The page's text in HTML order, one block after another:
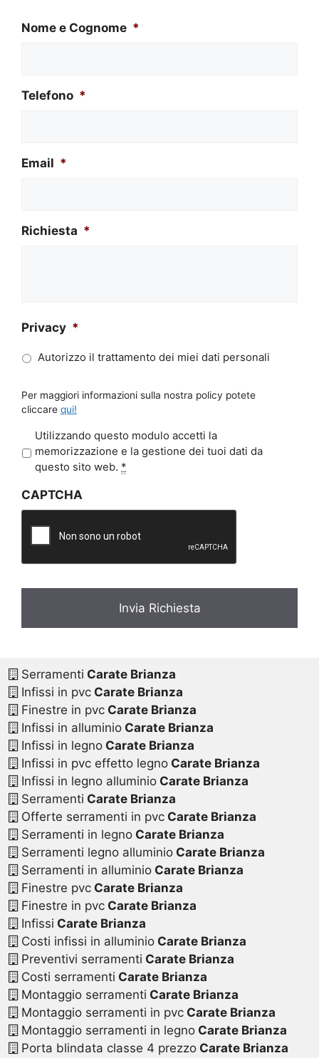
Nome e Cognome *
Telefono *
Email *
Richiesta *
Privacy *
Autorizzo il trattamento dei miei dati personali
Per maggiori informazioni sulla nostra policy potete
cliccare qui!
r
a
c
*
Utilizzando questo modulo accetti la
memorizzazione e la gestione dei tuoi dati da
questo sito web. *
CAPTCHA
Serramenti Carate Brianza
Infissi in pvcCarate Brianza
Finestre in pvcCarate Brianza
Infissi in alluminioCarate Brianza
Infissi in legnoCarate Brianza
Infissi in pvc effetto legnoCarate Brianza
Infissi in legno alluminioCarate Brianza
Serramenti Carate Brianza
Offerte serramenti in pvcCarate Brianza
Serramenti in legnoCarate Brianza
Serramenti legno alluminioCarate Brianza
Serramenti in alluminioCarate Brianza
Finestre pvcCarate Brianza
Finestre in pvcCarate Brianza
Infissi Carate Brianza
Costi infissi in alluminioCarate Brianza
Preventivi serramenti Carate Brianza
Costi serramenti Carate Brianza
Montaggio serramenti Carate Brianza
Montaggio serramenti in pvcCarate Brianza
Montaggio serramenti in legnoCarate Brianza
Porta blindata classe 4 prezzoCarate Brianza